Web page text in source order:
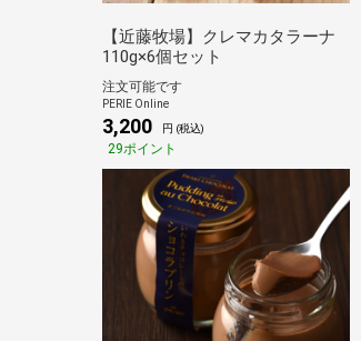
【近藤牧場】クレマカタラーナ
110g×6個セット
注文可能です
PERIE Online
3,200 円 (税込)
29ポイント